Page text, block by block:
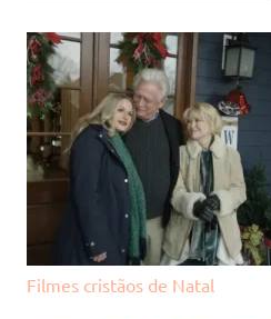
Filmes cristãos de Natal